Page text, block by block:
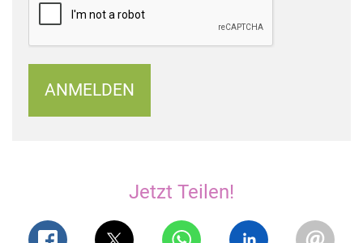
ANMELDEN
Jetzt Teilen!